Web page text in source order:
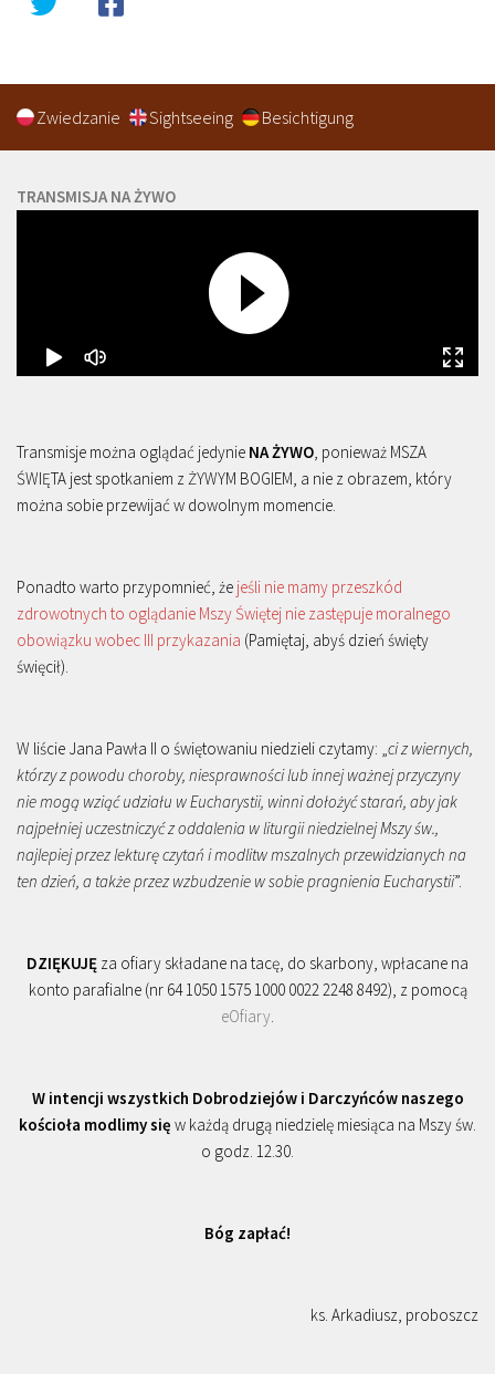
Zwiedzanie Sightseeing Besichtigung
TRANSMISJA NA ŻYWO
Transmisje można oglądać jedynie NA ŻYWO, ponieważ MSZA
ŚWIĘTA jest spotkaniem z ŻYWYM BOGIEM, a nie z obrazem, który
można sobie przewijać w dowolnym momencie.
Ponadto warto przypomnieć, że jeśli nie mamy przeszkód
zdrowotnych to oglądanie Mszy Świętej nie zastępuje moralnego
obowiązku wobec III przykazania (Pamiętaj, abyś dzień święty
święcił).
W liście Jana Pawła II o świętowaniu niedzieli czytamy: „ci z wiernych,
którzy z powodu choroby, niesprawności lub innej ważnej przyczyny
nie mogą wziąć udziału w Eucharystii, winni dołożyć starań, aby jak
najpełniej uczestniczyć z oddalenia w liturgii niedzielnej Mszy św.,
najlepiej przez lekturę czytań i modlitw mszalnych przewidzianych na
ten dzień, a także przez wzbudzenie w sobie pragnienia Eucharystii”.
DZIĘKUJĘ za ofiary składane na tacę, do skarbony, wpłacane na
konto parafialne (nr 64 1050 1575 1000 0022 2248 8492), z pomocą
eOfiary.
W intencji wszystkich Dobrodziejów i Darczyńców naszego
kościoła modlimy się w każdą drugą niedzielę miesiąca na Mszy św.
o godz. 12.30.
Bóg zapłać!
ks. Arkadiusz, proboszcz